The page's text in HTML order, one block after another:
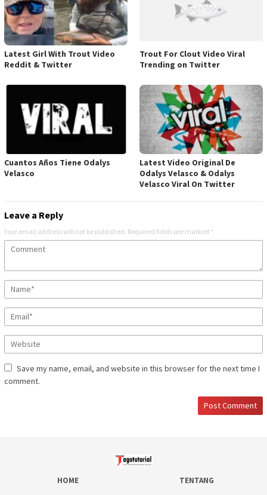
Latest Girl With Trout Video
Reddit & Twitter
Trout For Clout Video Viral
Trending on Twitter
Cuantos Años Tiene Odalys
Velasco
Latest Video Original De
Odalys Velasco & Odalys
Velasco Viral On Twitter
Leave a Reply
Your email address will not be published. Required fields are marked *
Save my name, email, and website in this browser for the next time I
comment.
HOME
TENTANG